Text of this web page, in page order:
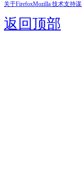
关于FirefoxMozilla 技术支持
返回顶部